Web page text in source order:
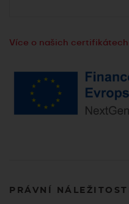
Více o našich certifikátech
PRÁVNÍ NÁLEŽITOSTI